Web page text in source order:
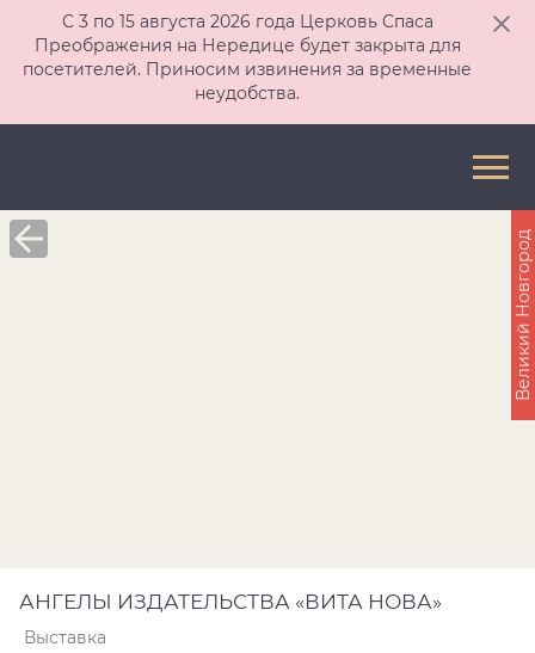
С 3 по 15 августа 2026 года Церковь Спаса
Преображения на Нередице будет закрыта для
посетителей. Приносим извинения за временные
неудобства.
АНГЕЛЫ ИЗДАТЕЛЬСТВА «ВИТА НОВА»
Выставка
Великий Новгород